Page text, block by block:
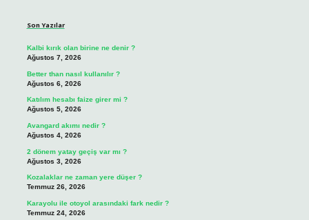
Son Yazılar
Kalbi kırık olan birine ne denir ?
Ağustos 7, 2026
Better than nasıl kullanılır ?
Ağustos 6, 2026
Katılım hesabı faize girer mi ?
Ağustos 5, 2026
Avangard akımı nedir ?
Ağustos 4, 2026
2 dönem yatay geçiş var mı ?
Ağustos 3, 2026
Kozalaklar ne zaman yere düşer ?
Temmuz 26, 2026
Karayolu ile otoyol arasındaki fark nedir ?
Temmuz 24, 2026